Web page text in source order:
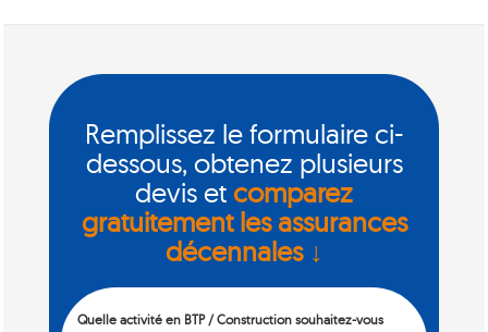
Remplissez le formulaire ci-
dessous, obtenez plusieurs
devis etcomparez
gratuitement les assurances
décennales ↓
Quelle activité en BTP / Construction souhaitez-vous